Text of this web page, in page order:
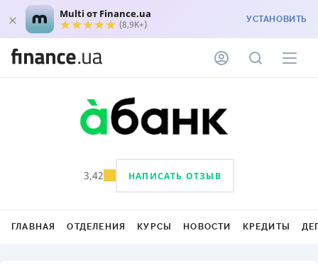
Multi от Finance.ua
(8,9K+) УСТАНОВИТЬ
3,42 НАПИСАТЬ ОТЗЫВ
ГЛАВНАЯ ОТДЕЛЕНИЯ КУРСЫ НОВОСТИ КРЕДИТЫ